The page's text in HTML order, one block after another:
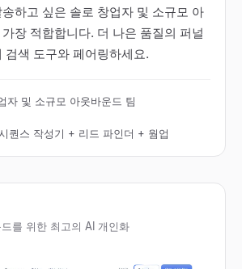
하고 싶은 솔로 창업자 및 소규모 아
장 적합합니다. 더 나은 품질의 퍼널
검색 도구와 페어링하세요.
자 및 소규모 아웃바운드 팀
퀀스 작성기 + 리드 파인더 + 웜업
를 위한 최고의 AI 개인화